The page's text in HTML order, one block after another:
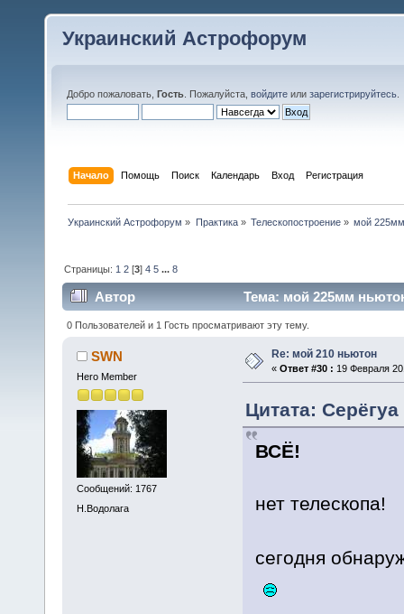
Украинский Астрофорум
Добро пожаловать, Гость . Пожалуйста, войдите или зарегистрируйтесь
Начало Помощь Поиск Календарь Вход Регистрация
Украинский Астрофорум » Практика» Телескопостроение» мой
Страницы: 1 2 [3]4 5 ...8
Автор Тема: мой 225мм
0 Пользователей и 1 Гость просматривают эту тему.
SWN
Hero Member
Сообщений: 1767
Н.Водолага
Re: мой 210 ньютон
« Ответ #30 : 19 Февраля
Цитата:
ВСЁ!
нет телескопа!
сегодня